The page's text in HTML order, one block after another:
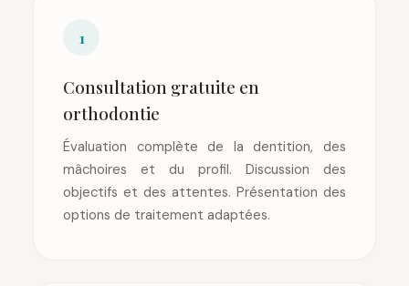
1
Consultation gratuite en
orthodontie
Évaluation complète de la dentition, des
mâchoires et du profil. Discussion des
objectifs et des attentes. Présentation des
options de traitement adaptées.